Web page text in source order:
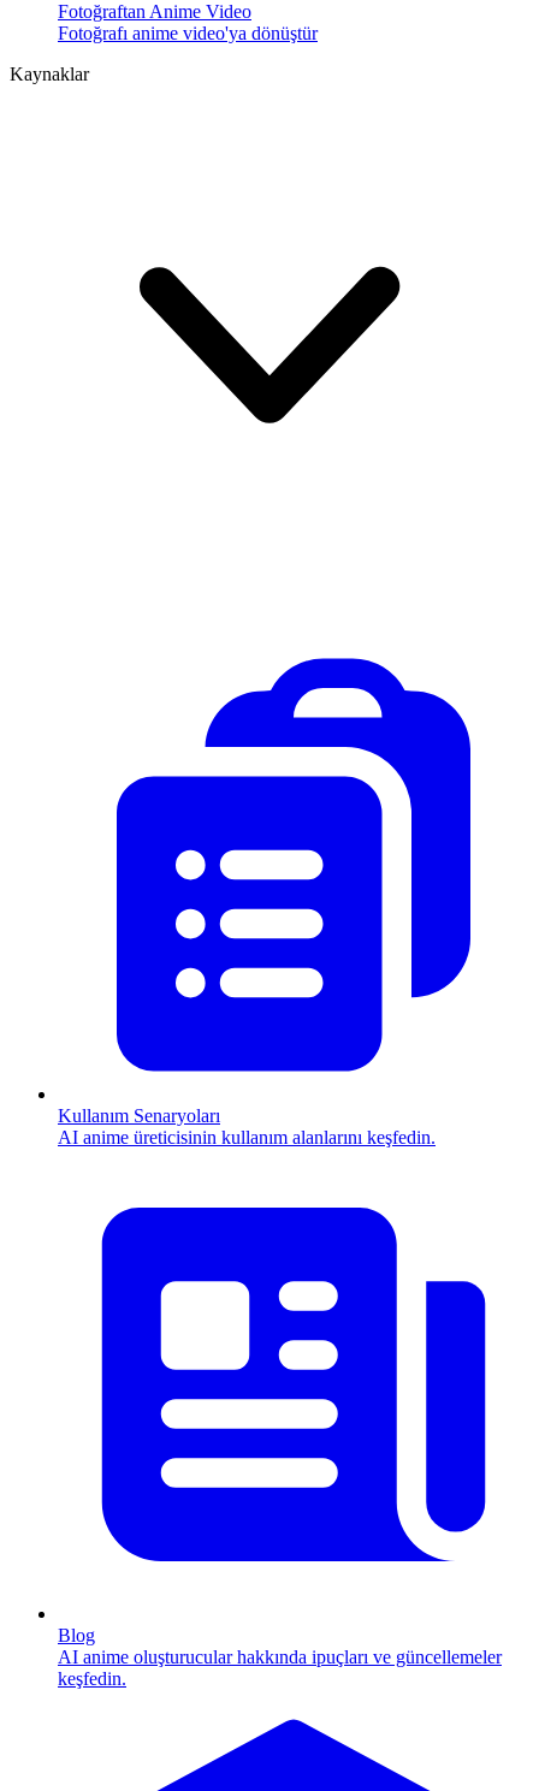
Fotoğraftan Anime Video
Fotoğrafı anime video'ya dönüştür
Kaynaklar
Kullanım Senaryoları
AI anime üreticisinin kullanım alanlarını keşfedin.
Blog
AI anime oluşturucular hakkında ipuçları ve güncellemeler
keşfedin.